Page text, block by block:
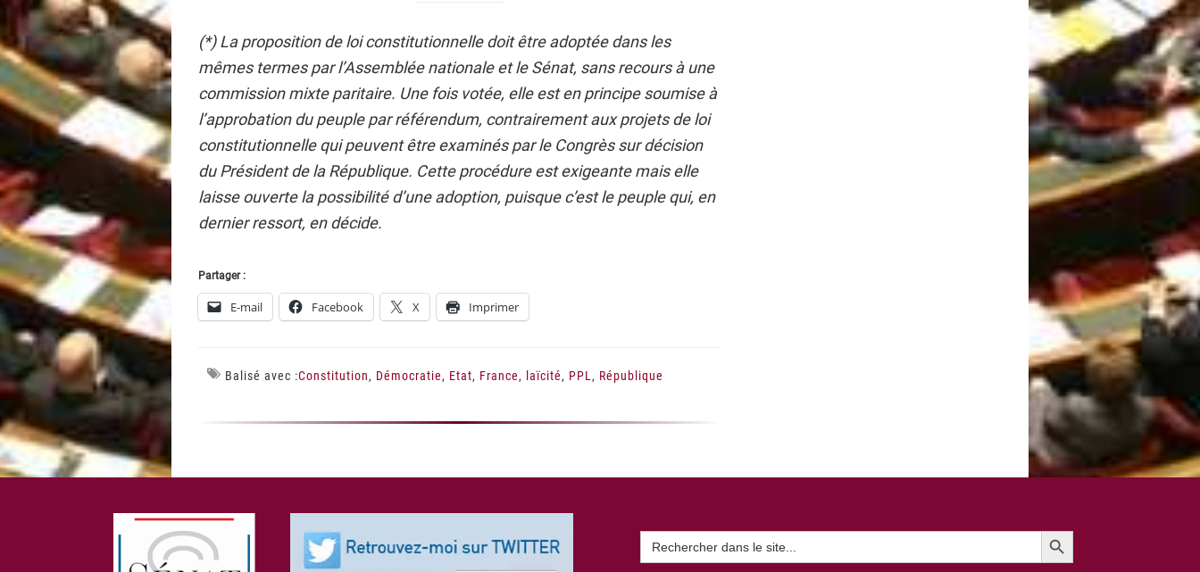
(*) La proposition de loi constitutionnelle doit être adoptée dans les
mêmes termes par l’Assemblée nationale et le Sénat, sans recours à une
commission mixte paritaire. Une fois votée, elle est en principe soumise à
l’approbation du peuple par référendum, contrairement aux projets de loi
constitutionnelle qui peuvent être examinés par le Congrès sur décision
du Président de la République. Cette procédure est exigeante mais elle
laisse ouverte la possibilité d’une adoption, puisque c’est le peuple qui, en
dernier ressort, en décide.
Partager :
E-mail Facebook X Imprimer
Balisé avec :Constitution, Démocratie, Etat, France, laïcité, PPL, République
Search
for:
Search Button